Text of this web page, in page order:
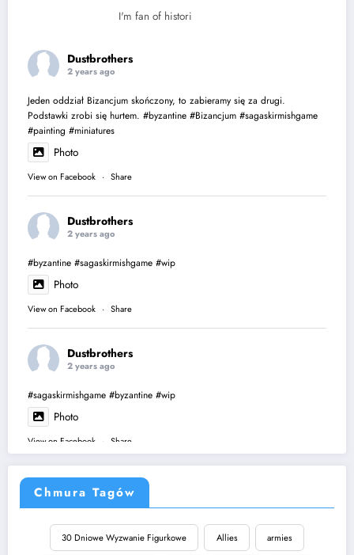
I'm fan of histori
Dustbrothers
2 years ago
Jeden oddział Bizancjum skończony, to zabieramy się za drugi.
Podstawki zrobi się hurtem. #byzantine #Bizancjum #sagaskirmishgame
#painting #miniatures
Photo
View on Facebook · Share
Dustbrothers
2 years ago
#byzantine #sagaskirmishgame #wip
Photo
View on Facebook · Share
Dustbrothers
2 years ago
#sagaskirmishgame #byzantine #wip
Photo
View on Facebook · Share
Chmura Tagów
30 Dniowe Wyzwanie Figurkowe Allies armies